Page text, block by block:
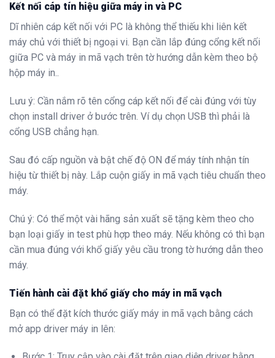
Kết nối cáp tín hiệu giữa máy in và PC
Dĩ nhiên cáp kết nối với PC là không thể thiếu khi liên kết
máy chủ với thiết bị ngoại vi. Bạn cần lắp đúng cổng kết nối
giữa PC và máy in mã vạch trên tờ hướng dẫn kèm theo bộ
hộp máy in..
Lưu ý: Cần nắm rõ tên cổng cáp kết nối để cài đúng với tùy
chọn install driver ở bước trên. Ví dụ chọn USB thì phải là
cổng USB chẳng hạn.
Sau đó cấp nguồn và bật chế độ ON để máy tính nhận tín
hiệu từ thiết bị này. Lắp cuộn giấy in mã vạch tiêu chuẩn theo
máy.
Chú ý: Có thể một vài hãng sản xuất sẽ tặng kèm theo cho
bạn loại giấy in test phù hợp theo máy. Nếu không có thì bạn
cần mua đúng với khổ giấy yêu cầu trong tờ hướng dẫn theo
máy.
Tiến hành cài đặt khổ giấy cho máy in mã vạch
Bạn có thể đặt kích thước giấy máy in mã vạch bằng cách
mở app driver máy in lên: